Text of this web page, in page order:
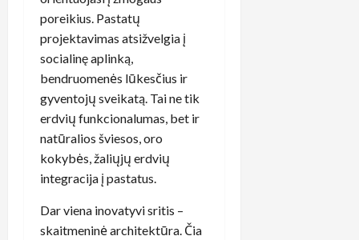
poreikius. Pastatų
projektavimas atsižvelgia į
socialinę aplinką,
bendruomenės lūkesčius ir
gyventojų sveikatą. Tai ne tik
erdvių funkcionalumas, bet ir
natūralios šviesos, oro
kokybės, žaliųjų erdvių
integracija į pastatus.
Dar viena inovatyvi sritis –
skaitmeninė architektūra. Čia